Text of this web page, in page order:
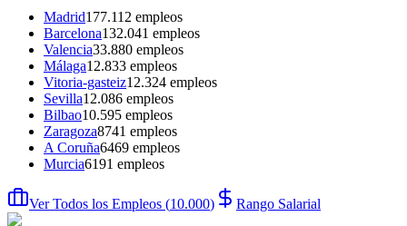
Madrid177.112 empleos
Barcelona132.041 empleos
Valencia33.880 empleos
Málaga12.833 empleos
Vitoria-gasteiz12.324 empleos
Sevilla12.086 empleos
Bilbao10.595 empleos
Zaragoza8741 empleos
A Coruña6469 empleos
Murcia6191 empleos
Ver Todos los Empleos (10.000) Rango Salarial